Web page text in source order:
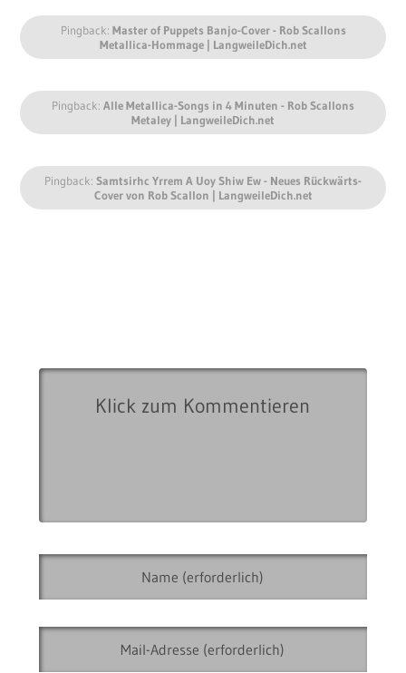
Pingback: Master of Puppets Banjo-Cover - Rob Scallons
Metallica-Hommage | LangweileDich.net
Pingback: Alle Metallica-Songs in 4 Minuten - Rob Scallons
Metaley | LangweileDich.net
Pingback: Samtsirhc Yrrem A Uoy Shiw Ew - Neues Rückwärts-
Cover von Rob Scallon | LangweileDich.net